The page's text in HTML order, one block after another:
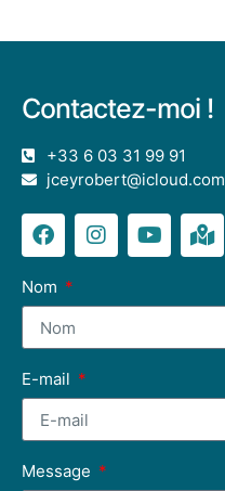
Contactez-moi !
+33 6 03 31 99 91
jceyrobert@icloud.com
Nom
E-mail
Message